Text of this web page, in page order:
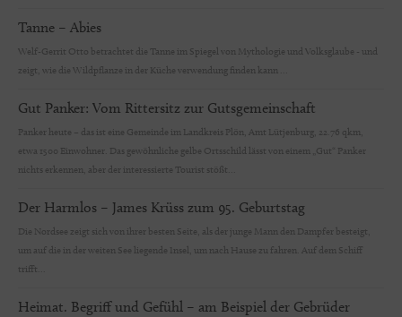
Tanne – Abies
Welf-Gerrit Otto betrachtet die Tanne im Spiegel von Mythologie und Volksglaube - und
zeigt, wie die Wildpflanze in der Küche verwendung finden kann ...
Gut Panker: Vom Rittersitz zur Gutsgemeinschaft
Panker heute – das ist eine Gemeinde im Landkreis Plön, Amt Lütjenburg, 22.76 qkm,
etwa 1500 Einwohner. Das gewöhnliche gelbe Ortsschild lässt von einem „Gut“ Panker
nichts erkennen, aber der interessierte Tourist stößt...
Der Harmlos – James Krüss zum 95. Geburtstag
Die Nordsee zeigt sich von ihrer besten Seite, als der junge Mann den Dampfer besteigt,
um auf die in der weiten See liegende Insel, um nach Hause zu fahren. Auf dem Schiff
trifft...
Heimat. Begriff und Gefühl – am Beispiel der Gebrüder